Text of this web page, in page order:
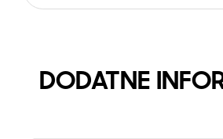
DODATNE